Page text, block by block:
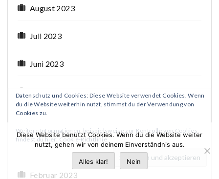
August 2023
Juli 2023
Juni 2023
Mai 2023
März 2023
Februar 2023
Datenschutz und Cookies: Diese Website verwendet Cookies. Wenn
du die Website weiterhin nutzt, stimmst du der Verwendung von
Cookies zu.
Weitere Informationen, beispielsweise zur Kontrolle von Cookies,
findest du hier:Cookie-Richtlinie
Diese Website benutzt Cookies. Wenn du die Website weiter
nutzt, gehen wir von deinem Einverständnis aus.
Alles klar! Nein